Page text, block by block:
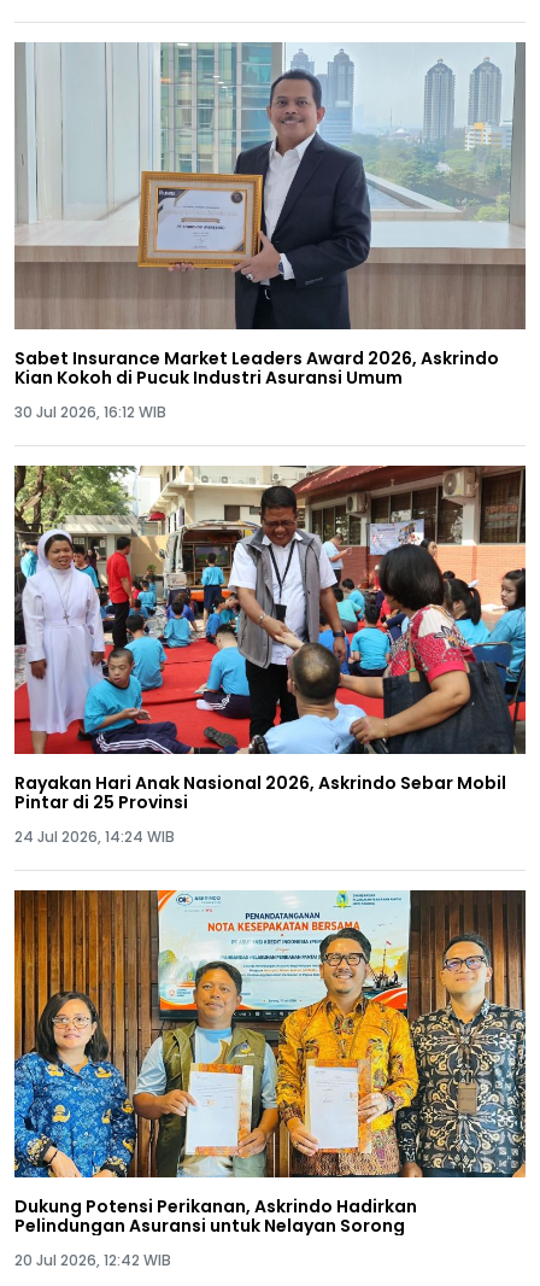
Sabet Insurance Market Leaders Award 2026, Askrindo
Kian Kokoh di Pucuk Industri Asuransi Umum
30 Jul 2026, 16:12 WIB
Rayakan Hari Anak Nasional 2026, Askrindo Sebar Mobil
Pintar di 25 Provinsi
24 Jul 2026, 14:24 WIB
Dukung Potensi Perikanan, Askrindo Hadirkan
Pelindungan Asuransi untuk Nelayan Sorong
20 Jul 2026, 12:42 WIB